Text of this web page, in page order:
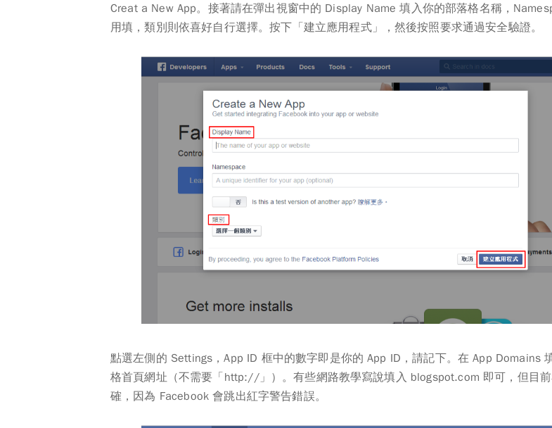
Creat a New App。接著請在彈出視窗中的 Display Name 填入你的部落格名稱，
用填，類別則依喜好自行選擇。按下「建立應用程式」，然後按照要求通過安全驗證。
點選左側的 Settings ，App ID 框中的數字即是你的 App ID，請記下。在App Domains
格首頁網址 （不需要「http://」）。有些網路教學寫說填入 blogspot.com 即可，但目
確，因為 Facebook 會跳出紅字警告錯誤。